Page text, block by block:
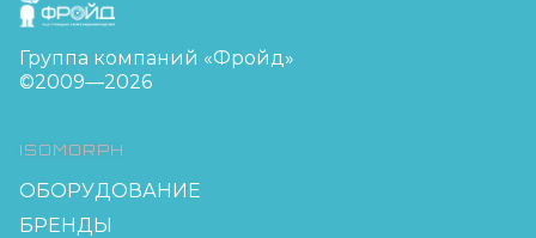
Группа компаний «Фройд»
©2009—2026
ISOMORPH
ОБОРУДОВАНИЕ
БРЕНДЫ